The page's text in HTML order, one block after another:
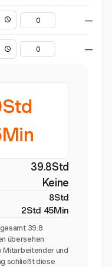
—
—
39.8Std
Keine
8Std
2Std 45Min
39.8
übersehen
Mitarbeitender und
schließt diese